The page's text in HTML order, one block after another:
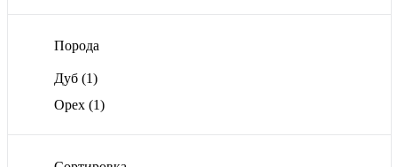
Порода
Дуб (1)
Орех (1)